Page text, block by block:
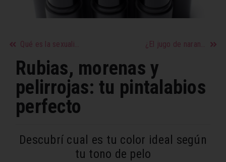
Qué es la sexualidad femenina ¿El jugo de naranja es saludable realmente?
Rubias, morenas y
pelirrojas: tu pintalabios
perfecto
Descubrí cual es tu color ideal según
tu tono de pelo